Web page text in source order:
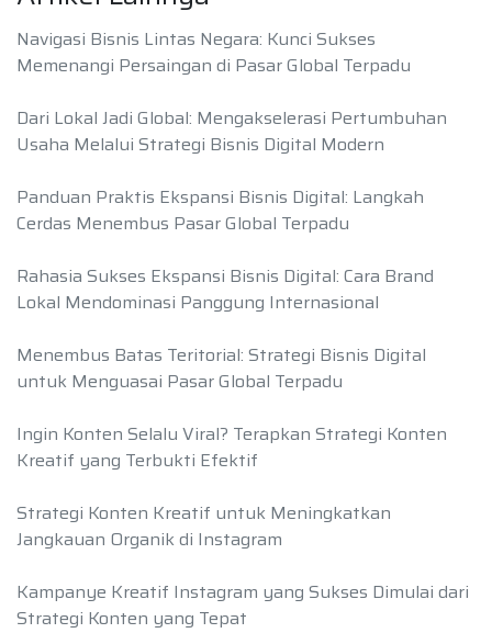
Navigasi Bisnis Lintas Negara: Kunci Sukses
Memenangi Persaingan di Pasar Global Terpadu
Dari Lokal Jadi Global: Mengakselerasi Pertumbuhan
Usaha Melalui Strategi Bisnis Digital Modern
Panduan Praktis Ekspansi Bisnis Digital: Langkah
Cerdas Menembus Pasar Global Terpadu
Rahasia Sukses Ekspansi Bisnis Digital: Cara Brand
Lokal Mendominasi Panggung Internasional
Menembus Batas Teritorial: Strategi Bisnis Digital
untuk Menguasai Pasar Global Terpadu
Ingin Konten Selalu Viral? Terapkan Strategi Konten
Kreatif yang Terbukti Efektif
Strategi Konten Kreatif untuk Meningkatkan
Jangkauan Organik di Instagram
Kampanye Kreatif Instagram yang Sukses Dimulai dari
Strategi Konten yang Tepat